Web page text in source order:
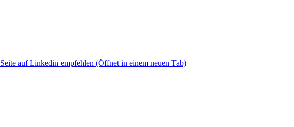
Seite auf Linkedin empfehlen (Öffnet in einem neuen Tab)